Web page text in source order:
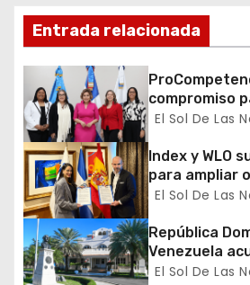
ó
n
d
e
e
n
t
Entrada relacionada
compromiso
Sello
El Sol De Las
Index y WLO
para ampliar
formación de
El Sol De Las
República
Venezuela
proceso de
El Sol De Las